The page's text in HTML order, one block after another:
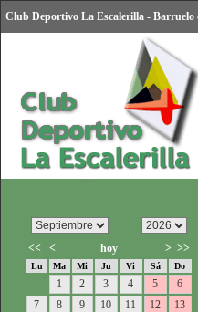
Club Deportivo La Escalerilla - Barruelo
<< < hoy > >>
Lu Ma Mi Ju Vi Sá Do
1 2 3 4 5
6
7
8 9 10 11 12
13